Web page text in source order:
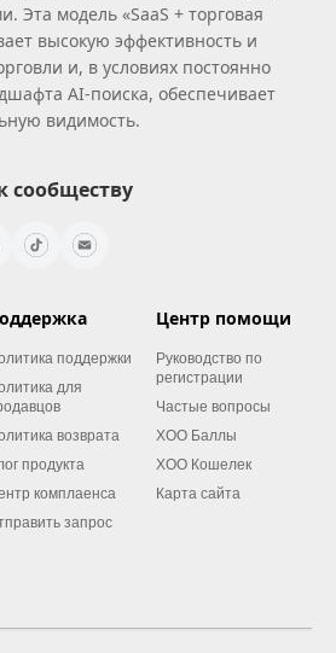
Эта модель «SaaS + торговая
высокую эффективность и
и, в условиях постоянно
AI‑поиска, обеспечивает
видимость.
сообществу
поддержки
для
возврата
продукта
комплаенса
запрос
Центр помощи
Руководство по
регистрации
Частые вопросы
XOO Баллы
XOO Кошелек
Карта сайта